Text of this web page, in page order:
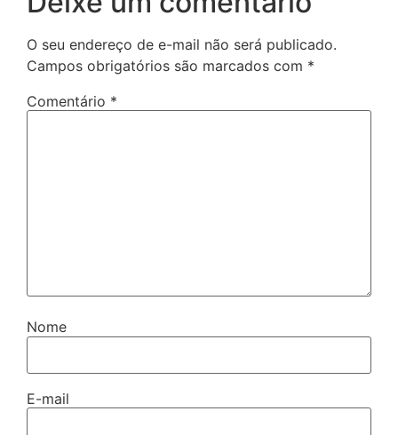
O seu endereço de e-mail não será publicado.
Campos obrigatórios são marcados com *
Comentário *
Nome
E-mail